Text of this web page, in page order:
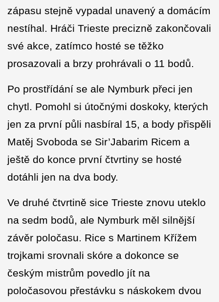
zápasu stejně vypadal unavený a domácím
nestíhal. Hráči Trieste precizně zakončovali
své akce, zatímco hosté se těžko
prosazovali a brzy prohrávali o 11 bodů.
Po prostřídání se ale Nymburk přeci jen
chytl. Pomohl si útočnými doskoky, kterých
jen za první půli nasbíral 15, a body přispěli
Matěj Svoboda se Sir’Jabarim Ricem a
ještě do konce první čtvrtiny se hosté
dotáhli jen na dva body.
Ve druhé čtvrtině sice Trieste znovu uteklo
na sedm bodů, ale Nymburk měl silnější
závěr poločasu. Rice s Martinem Křížem
trojkami srovnali skóre a dokonce se
českým mistrům povedlo jít na
poločasovou přestávku s náskokem dvou